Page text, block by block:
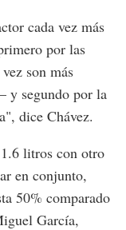
cada vez más
por las
son más
y segundo por la
dice Chávez.
litros con otro
en conjunto,
50% comparado
García,